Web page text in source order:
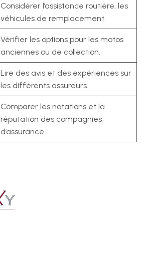
Considérer l’assistance routière, les
véhicules de remplacement.
Vérifier les options pour les motos
anciennes ou de collection.
Lire des avis et des expériences sur
les différents assureurs.
Comparer les notations et la
réputation des compagnies
d’assurance.